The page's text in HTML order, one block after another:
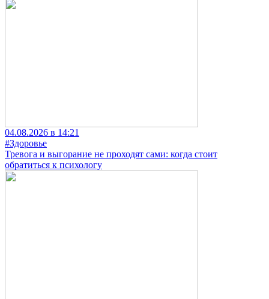
04.08.2026 в 14:21
#Здоровье
Тревога и выгорание не проходят сами: когда стоит
обратиться к психологу